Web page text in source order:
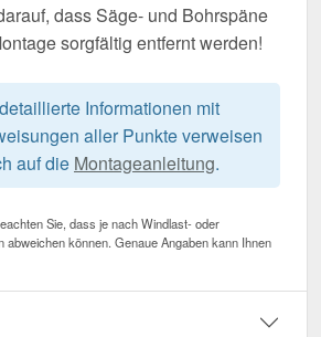
dass Säge- und Bohrspäne
sorgfältig entfernt werden!
Informationen mit
aller Punkte verweisen
auf die Montageanleitung.
Sie, dass je nach Windlast- oder
abweichen können. Genaue Angaben kann Ihnen